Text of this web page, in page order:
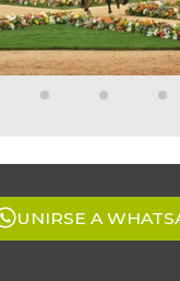
UNIRSE A